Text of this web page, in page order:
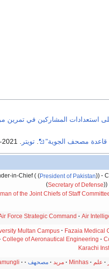
المشاركين في تمرين مركز
قاعدة مصحف الجوية" . تويتر . 2021-03-28
in-Chief President of Pakistan
Secretary of Defense
of the Joint Chiefs of Staff
Force Strategic Command Air
Multan Campus Fazaia Medical
College of Aeronautical Engineering
Karachi
علم Minhas مريد مصحهف